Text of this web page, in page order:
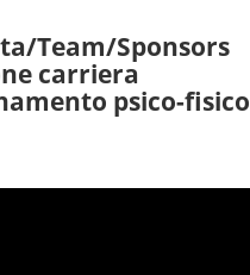
Team/Sponsors
carriera
psico-fisico